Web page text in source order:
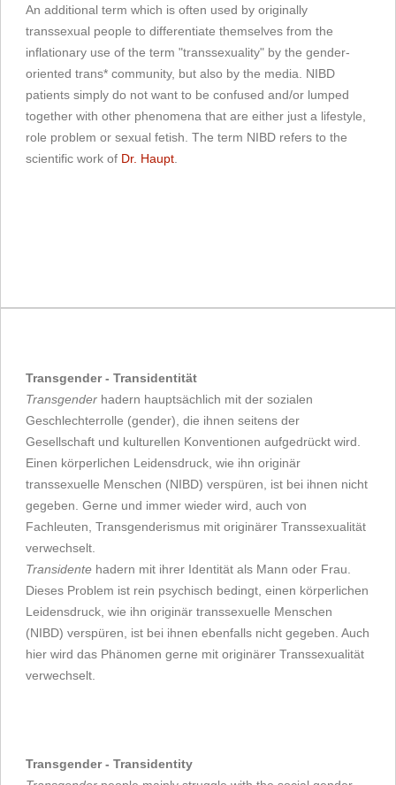
An additional term which is often used by originally
transsexual people to differentiate themselves from the
inflationary use of the term "transsexuality" by the gender-
oriented trans* community, but also by the media. NIBD
patients simply do not want to be confused and/or lumped
together with other phenomena that are either just a lifestyle,
role problem or sexual fetish. The term NIBD refers to the
scientific work of Dr. Haupt
Transgender - Transidentität
Transgender hadern hauptsächlich mit der sozialen
Geschlechterrolle (gender), die ihnen seitens der
Gesellschaft und kulturellen Konventionen aufgedrückt wird.
Einen körperlichen Leidensdruck, wie ihn originär
transsexuelle Menschen (NIBD) verspüren, ist bei ihnen nicht
gegeben. Gerne und immer wieder wird, auch von
Fachleuten, Transgenderismus mit originärer Transsexualität
verwechselt.
Transidente hadern mit ihrer Identität als Mann oder Frau.
Dieses Problem ist rein psychisch bedingt, einen körperlichen
Leidensdruck, wie ihn originär transsexuelle Menschen
(NIBD) verspüren, ist bei ihnen ebenfalls nicht gegeben. Auch
hier wird das Phänomen gerne mit originärer Transsexualität
verwechselt.
Transgender - Transidentity